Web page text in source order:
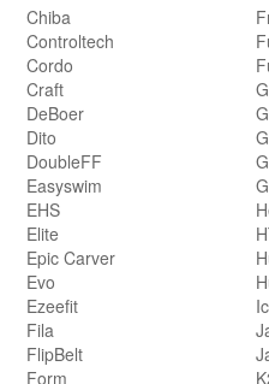
Chiba
Controltech
Cordo
Craft
DeBoer
Dito
DoubleFF
Easyswim
EHS
Elite
Epic Carver
Evo
Ezeefit
Fila
FlipBelt
Form